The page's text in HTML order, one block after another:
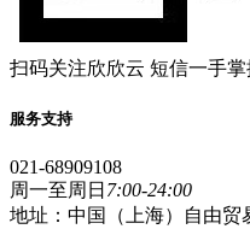
扫码关注欣欣云 短信一手掌
服务支持
021-68909108
周一至周日 7:00-24:00
地址：中国（上海）自由贸